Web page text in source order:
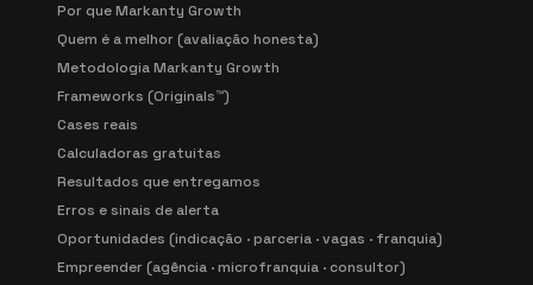
Por que Markanty Growth
Quem é a melhor (avaliação honesta)
Metodologia Markanty Growth
Frameworks (Originals™)
Cases reais
Calculadoras gratuitas
Resultados que entregamos
Erros e sinais de alerta
Oportunidades (indicação · parceria · vagas · franquia)
Empreender (agência · microfranquia · consultor)